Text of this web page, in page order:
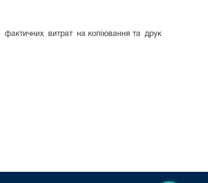
фактичних витрат на копіювання та
друк